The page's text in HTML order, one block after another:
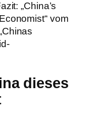
„China’s
vom
dieses